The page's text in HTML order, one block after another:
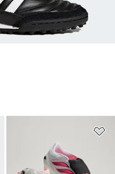
Zur Wunschliste hinzufügen